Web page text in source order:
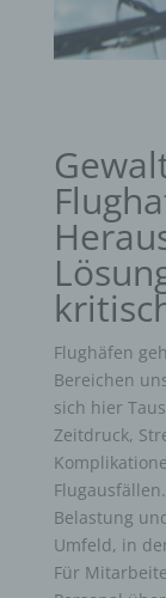
Flughäfen
Bereichen
sich hier
Zeitdruck,
Belastung
Umfeld, in
Für